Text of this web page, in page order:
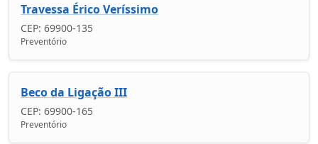
Travessa Érico Veríssimo
CEP: 69900-135
Preventório
Beco da Ligação III
CEP: 69900-165
Preventório